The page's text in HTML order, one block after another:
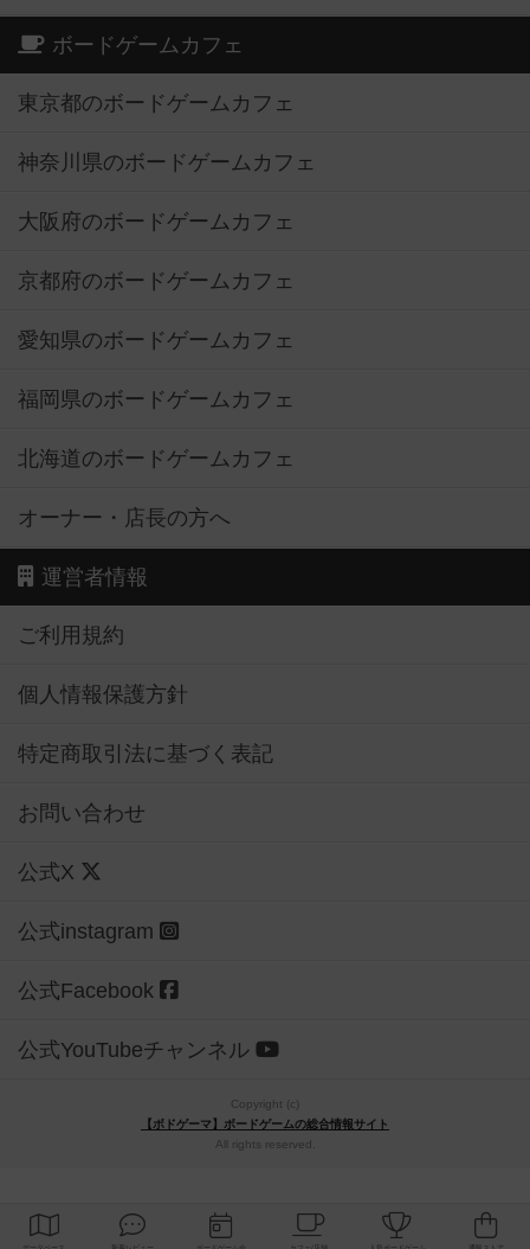
ボードゲームカフェ
東京都のボードゲームカフェ
神奈川県のボードゲームカフェ
大阪府のボードゲームカフェ
京都府のボードゲームカフェ
愛知県のボードゲームカフェ
福岡県のボードゲームカフェ
北海道のボードゲームカフェ
オーナー・店長の方へ
運営者情報
ご利用規約
個人情報保護方針
特定商取引法に基づく表記
お問い合わせ
公式X
公式instagram
公式Facebook
公式YouTubeチャンネル
Copyright (c)
【ボドゲーマ】ボードゲームの総合情報サイト
All rights reserved.